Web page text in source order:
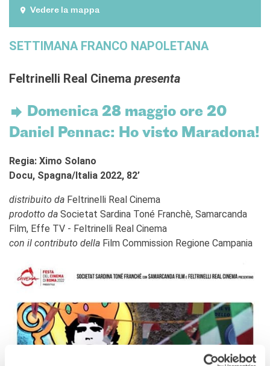
CHI SIAMO
L'équipe
Contatti
Carta / Tessera socio
Diventare sponsor
Certificazione ISO UNI EN
9001: 2015
CERCA
Vedere la mappa
SETTIMANA FRANCO NAPOLETANA
Feltrinelli Real Cinema presenta
Domenica 28 maggio ore 20
Daniel Pennac: Ho visto Maradona!
Regia: Ximo Solano
Docu, Spagna/Italia 2022, 82’
distribuito da Feltrinelli Real Cinema
prodotto da Societat Sardina Toné Franchè, Samarcanda
Film, Effe TV - Feltrinelli Real Cinema
con il contributo della Film Commission Regione Campania